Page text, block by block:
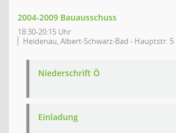
2004-2009 Bauausschuss
18:30-20:15 Uhr
Heidenau, Albert-Schwarz-Bad - Hauptstr. 5
Niederschrift Ö
Einladung